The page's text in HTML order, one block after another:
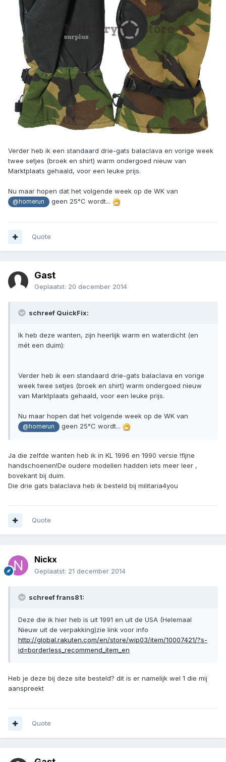
Verder heb ik een standaard drie-gats balaclava en vorige week
twee setjes (broek en shirt) warm ondergoed nieuw van
Marktplaats gehaald, voor een leuke prijs.
Nu maar hopen dat het volgende week op de WK van
@homerun geen 25°C wordt...
Quote
Gast
Geplaatst: 20 december 2014
schreef QuickFix:
Ik heb deze wanten, zijn heerlijk warm en waterdicht (en
mét een duim):
Verder heb ik een standaard drie-gats balaclava en vorige
week twee setjes (broek en shirt) warm ondergoed nieuw
van Marktplaats gehaald, voor een leuke prijs.
Nu maar hopen dat het volgende week op de WK van
@homerun geen 25°C wordt...
Ja die zelfde wanten heb ik in KL 1996 en 1990 versie !fijne
handschoenen!De oudere modellen hadden iets meer leer ,
bovekant bij duim.
Die drie gats balaclava heb ik besteld bij militaria4you
Quote
Nickx
Geplaatst: 21 december 2014
schreef frans81:
Deze die ik hier heb is uit 1991 en uit de USA (Helemaal
Nieuw uit de verpakking)zie link voor info
http://global.rakuten.com/en/store/wip03/item/10007421/?s-
id=borderless_recommend_item_en
Heb je deze bij deze site besteld? dit is er namelijk wel 1 die mij
aanspreekt
Quote